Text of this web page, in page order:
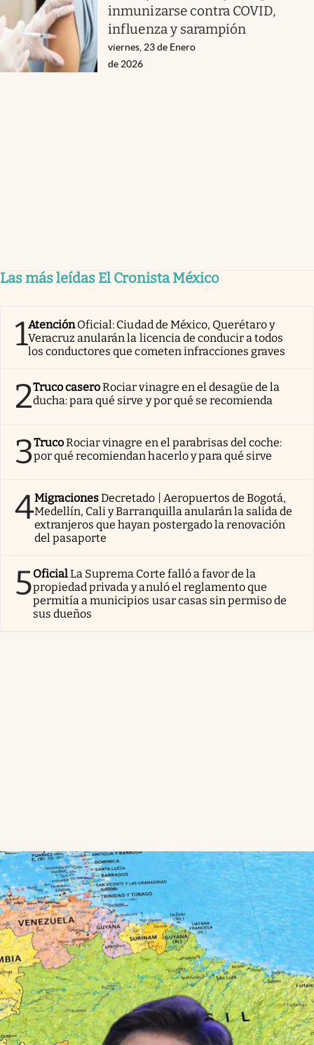
inmunizarse contra COVID,
influenza y sarampión
viernes, 23 de Enero
de 2026
Las más leídas El Cronista México
1AtenciónOficial: Ciudad de México, Querétaro y
Veracruz anularán la licencia de conducir a todos
los conductores que cometen infracciones graves
2Truco caseroRociar vinagre en el desagüe de la
ducha: para qué sirve y por qué se recomienda
3TrucoRociar vinagre en el parabrisas del coche:
por qué recomiendan hacerlo y para qué sirve
4MigracionesDecretado | Aeropuertos de Bogotá,
Medellín, Cali y Barranquilla anularán la salida de
extranjeros que hayan postergado la renovación
del pasaporte
5OficialLa Suprema Corte falló a favor de la
propiedad privada y anuló el reglamento que
permitía a municipios usar casas sin permiso de
sus dueños